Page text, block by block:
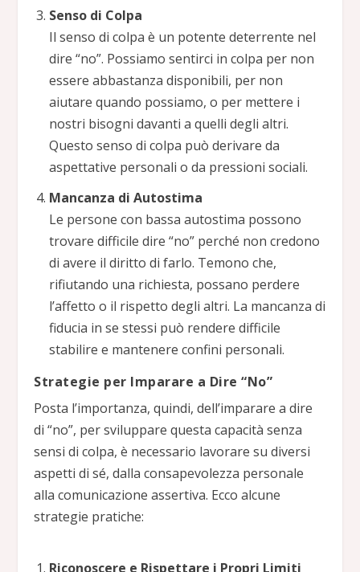
Senso di Colpa
Il senso di colpa è un potente deterrente nel
dire “no”. Possiamo sentirci in colpa per non
essere abbastanza disponibili, per non
aiutare quando possiamo, o per mettere i
nostri bisogni davanti a quelli degli altri.
Questo senso di colpa può derivare da
aspettative personali o da pressioni sociali.
Mancanza di Autostima
Le persone con bassa autostima possono
trovare difficile dire “no” perché non credono
di avere il diritto di farlo. Temono che,
rifiutando una richiesta, possano perdere
l’affetto o il rispetto degli altri. La mancanza di
fiducia in se stessi può rendere difficile
stabilire e mantenere confini personali.
Strategie per Imparare a Dire “No”
Posta l’importanza, quindi, dell’imparare a dire
di “no”, per sviluppare questa capacità senza
sensi di colpa, è necessario lavorare su diversi
aspetti di sé, dalla consapevolezza personale
alla comunicazione assertiva. Ecco alcune
strategie pratiche:
Riconoscere e Rispettare i Propri Limiti